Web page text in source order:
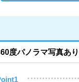
度パノラマ写真あ